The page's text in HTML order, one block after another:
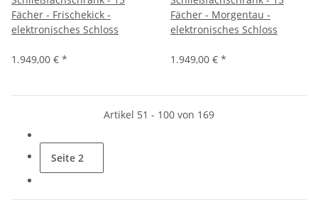
Fächer - Frischekick -
elektronisches Schloss
1.949,00 € *
Fächer - Morgentau -
elektronisches Schloss
1.949,00 € *
Artikel 51 - 100 von 169
Seite 2